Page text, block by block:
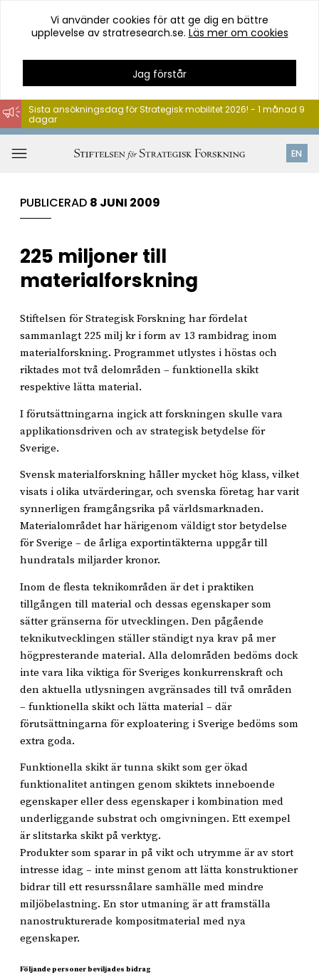
Hoppa
till
innehåll
Vi använder cookies för att ge dig en bättre
upplevelse av stratresearch.se. Läs mer om cookies
Jag förstår
EN
Sista ansökningsdag för Strategisk mobilitet 2026! - 1 månad 9
dagar
PUBLICERAD 8 JUNI 2009
225 miljoner till
materialforskning
Stiftelsen för Strategisk Forskning har fördelat
sammanlagt 225 milj kr i form av 13 rambidrag inom
materialforskning. Programmet utlystes i höstas och
riktades mot två delområden – funktionella skikt
respektive lätta material.
I förutsättningarna ingick att forskningen skulle vara
applikationsdriven och av strategisk betydelse för
Sverige.
Svensk materialforskning håller mycket hög klass, vilket
visats i olika utvärderingar, och svenska företag har varit
synnerligen framgångsrika på världsmarknaden.
Materialområdet har härigenom väldigt stor betydelse
för Sverige – de årliga exportintäkterna uppgår till
hundratals miljarder kronor.
Inom de flesta teknikområden är det i praktiken
tillgången till material och dessas egenskaper som
sätter gränserna för utvecklingen. Den pågående
teknikutvecklingen ställer ständigt nya krav på mer
högpresterande material. Alla delområden bedöms dock
inte vara lika viktiga för Sveriges konkurrenskraft och
den aktuella utlysningen avgränsades till två områden
– funktionella skikt och lätta material – där
förutsättningarna för exploatering i Sverige bedöms som
extra goda.
Funktionella skikt är tunna skikt som ger ökad
funktionalitet antingen genom skiktets inneboende
egenskaper eller dess egenskaper i kombination med
underliggande substrat och omgivningen. Ett exempel
är slitstarka skikt på verktyg.
Produkter som sparar in på vikt och utrymme är av stort
intresse idag – inte minst genom att lätta konstruktioner
bidrar till ett resurssnålare samhälle med mindre
miljöbelastning. En stor utmaning är att framställa
nanostrukturerade kompositmaterial med nya
egenskaper.
Följande personer beviljades bidrag